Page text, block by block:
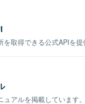
取得できる公式APIを提
アルを掲載しています。